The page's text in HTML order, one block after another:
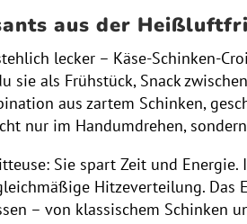
aus der
lecker – Käse-Schinken-
sie als Frühstück, Snack
aus zartem Schinken,
nur im Handumdrehen,
Sie spart Zeit und
Hitzeverteilung.
– von klassischem Schinken